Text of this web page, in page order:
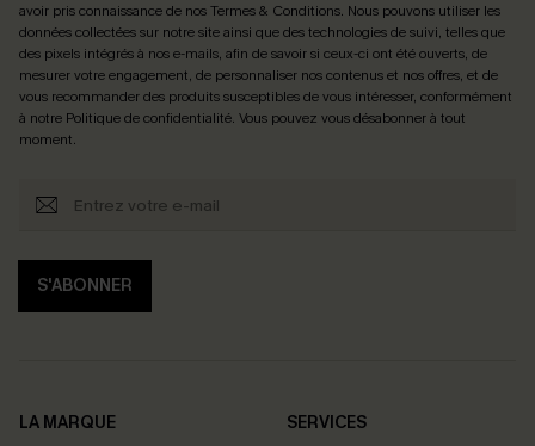
avoir pris connaissance de nosTermes & Conditions. Nous pouvons utiliser les
données collectées sur notre site ainsi que des technologies de suivi, telles que
des pixels intégrés à nos e-mails, afin de savoir si ceux-ci ont été ouverts, de
mesurer votre engagement, de personnaliser nos contenus et nos offres, et de
vous recommander des produits susceptibles de vous intéresser, conformément
à notre Politique de confidentialité. Vous pouvez vous désabonner à tout
moment.
S'ABONNER
LA MARQUE
SERVICES